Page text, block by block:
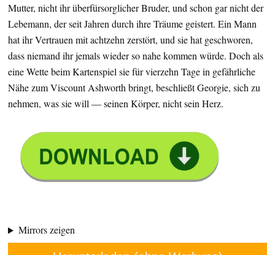
Mutter, nicht ihr überfürsorglicher Bruder, und schon gar nicht der
Lebemann, der seit Jahren durch ihre Träume geistert. Ein Mann
hat ihr Vertrauen mit achtzehn zerstört, und sie hat geschworen,
dass niemand ihr jemals wieder so nahe kommen würde. Doch als
eine Wette beim Kartenspiel sie für vierzehn Tage in gefährliche
Nähe zum Viscount Ashworth bringt, beschließt Georgie, sich zu
nehmen, was sie will — seinen Körper, nicht sein Herz.
Mirrors zeigen